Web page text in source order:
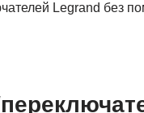
Legrand без